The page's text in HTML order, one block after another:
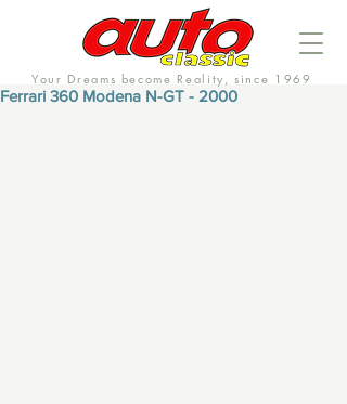
Your Dreams become Reality, since 1969
Ferrari 360 Modena N-GT - 2000